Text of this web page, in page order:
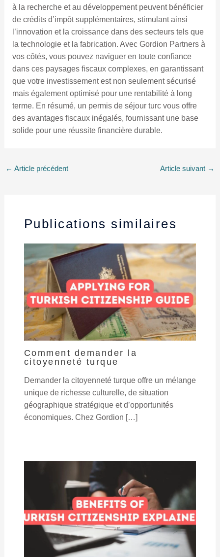
à la recherche et au développement peuvent bénéficier
de crédits d’impôt supplémentaires, stimulant ainsi
l’innovation et la croissance dans des secteurs tels que
la technologie et la fabrication. Avec Gordion Partners à
vos côtés, vous pouvez naviguer en toute confiance
dans ces paysages fiscaux complexes, en garantissant
que votre investissement est non seulement sécurisé
mais également optimisé pour une rentabilité à long
terme. En résumé, un permis de séjour turc vous offre
des avantages fiscaux inégalés, fournissant une base
solide pour une réussite financière durable.
← Article précédent Article suivant →
Publications similaires
Comment demander la
citoyenneté turque
Demander la citoyenneté turque offre un mélange
unique de richesse culturelle, de situation
géographique stratégique et d’opportunités
économiques. Chez Gordion […]